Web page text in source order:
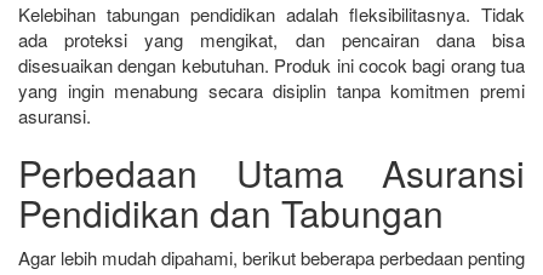
Kelebihan tabungan pendidikan adalah fleksibilitasnya. Tidak
ada proteksi yang mengikat, dan pencairan dana bisa
disesuaikan dengan kebutuhan. Produk ini cocok bagi orang tua
yang ingin menabung secara disiplin tanpa komitmen premi
asuransi.
Perbedaan Utama Asuransi
Pendidikan dan Tabungan
Agar lebih mudah dipahami, berikut beberapa perbedaan penting